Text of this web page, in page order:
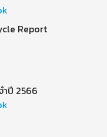
Report
ำปี 2566